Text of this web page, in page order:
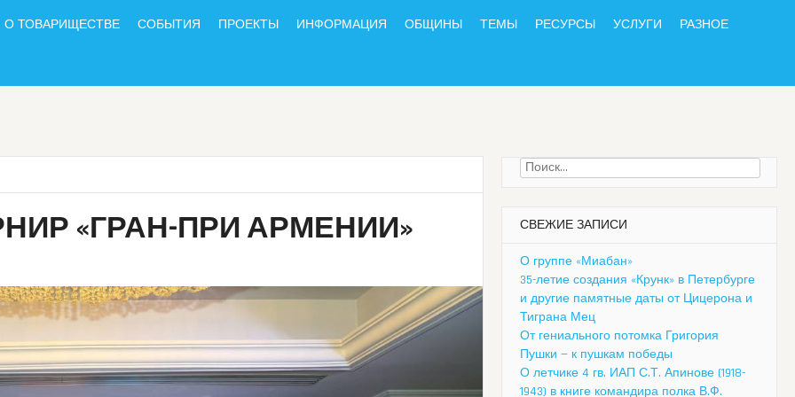
О ТОВАРИЩЕСТВЕ СОБЫТИЯ ПРОЕКТЫ ИНФОРМАЦИЯ ОБЩИНЫ ТЕМЫ РЕСУРСЫ УСЛУГИ РАЗНОЕ
«ГРАН-ПРИ АРМЕНИИ»
Найти:
СВЕЖИЕ ЗАПИСИ
О группе «Миабан»
35-летие создания «Крунк» в Петербурге
и другие памятные даты от Цицерона и
Тиграна Мец
От гениального потомка Григория
Пушки — к пушкам победы
О летчике 4 гв. ИАП С.Т. Апинове (1918-
1943) в книге командира полка В.Ф.